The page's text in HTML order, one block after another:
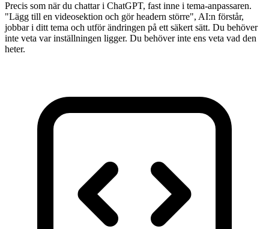
Precis som när du chattar i ChatGPT, fast inne i tema-anpassaren.
"Lägg till en videosektion och gör headern större", AI:n förstår,
jobbar i ditt tema och utför ändringen på ett säkert sätt. Du behöver
inte veta var inställningen ligger. Du behöver inte ens veta vad den
heter.